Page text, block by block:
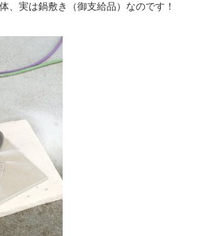
、実は鍋敷き（御支給品）なのです！